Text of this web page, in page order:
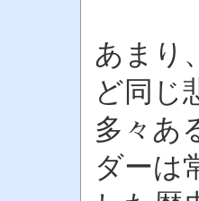
あまり
ど同じ
多々あ
ダーは